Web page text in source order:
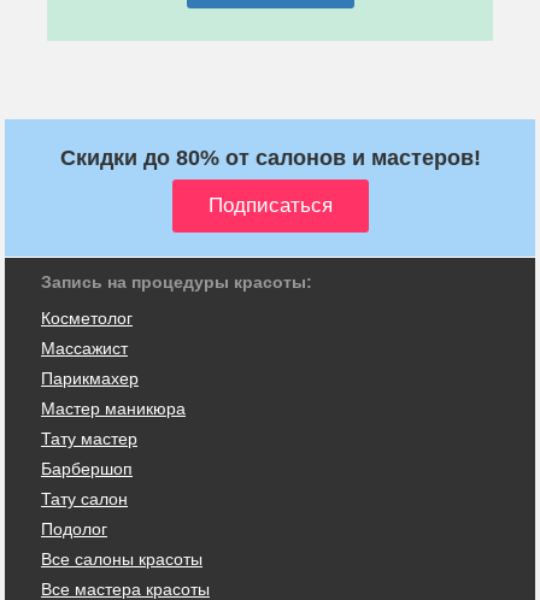
Скидки до 80% от салонов и мастеров!
Запись на процедуры красоты:
Косметолог
Массажист
Парикмахер
Мастер маникюра
Тату мастер
Барбершоп
Тату салон
Подолог
Все салоны красоты
Все мастера красоты